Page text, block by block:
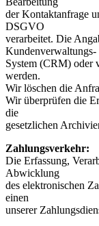
der Kontaktanfrage
DSGVO
verarbeitet. Die
Kundenverwaltungs-
System (CRM) oder
werden.
Wir löschen die
Wir überprüfen die
die
gesetzlichen
Zahlungsverkehr:
Die Erfassung,
Abwicklung
des elektronischen
einen
unserer